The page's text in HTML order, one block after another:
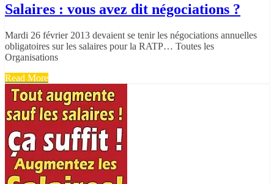
Salaires : vous avez dit négociations ?
Mardi 26 février 2013 devaient se tenir les négociations annuelles
obligatoires sur les salaires pour la RATP… Toutes les
Organisations
Read More